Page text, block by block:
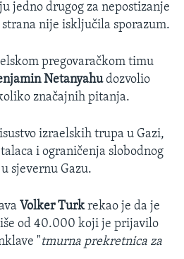
jedno drugog za nepostizanje
nije isključila sporazum.
pregovaračkom timu
Netanyahudozvolio
značajnih pitanja.
izraelskih trupa u Gazi,
i ograničenja slobodnog
sjevernu Gazu.
Volker Turkrekao je da je
od 40.000 koji je prijavilo
"tmurna prekretnica za